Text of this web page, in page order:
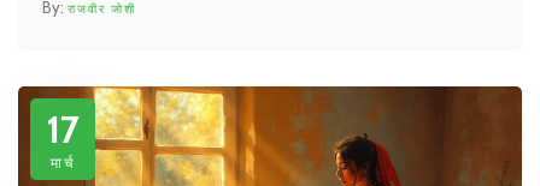
राजवीर जोशी
17
मार्च